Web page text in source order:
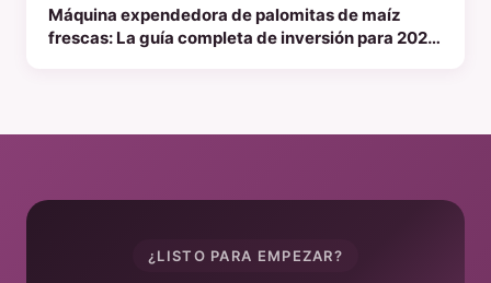
Máquina expendedora de palomitas de maíz
frescas: La guía completa de inversión para 2026
¿LISTO PARA EMPEZAR?